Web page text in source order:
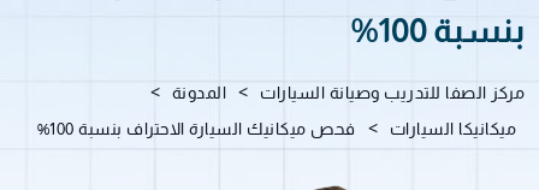
بنسبة 100%
مركز الصفا للتدريب وصيانة السيارات > المدونة >
ميكانيكا السيارات > فحص ميكانيك السيارة الاحتراف بنسبة 100%